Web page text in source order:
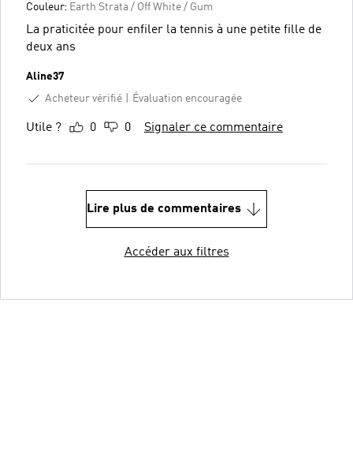
Couleur: Earth Strata / Off White / Gum
La praticitée pour enfiler la tennis à une petite fille de
deux ans
Aline37
Acheteur vérifié
Évaluation encouragée
Utile ? 0 0 Signaler ce commentaire
Lire plus de commentaires
Accéder aux filtres